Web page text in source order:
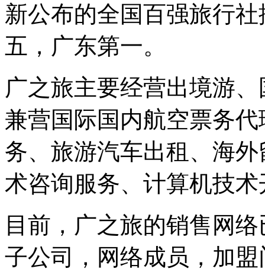
新公布的全国百强旅行
五，广东第一。
广之旅主要经营出境游
兼营国际国内航空票务
务、旅游汽车出租、海
术咨询服务、计算机技
目前，广之旅的销售网
子公司，网络成员，加